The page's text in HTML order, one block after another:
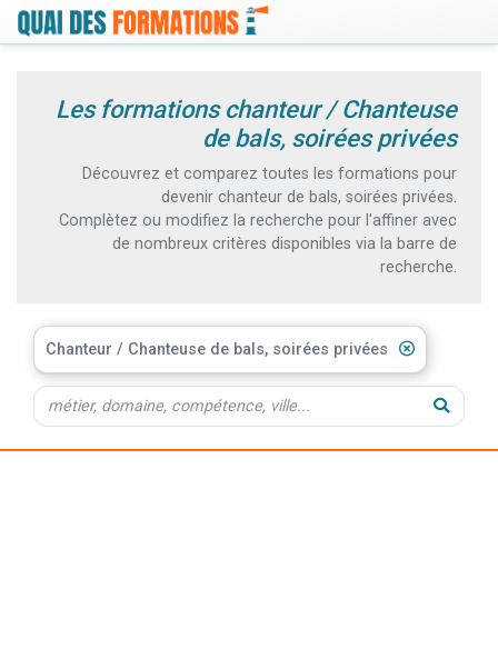
Les formations chanteur / Chanteuse
de bals, soirées privées
Découvrez et comparez toutes les formations pour
devenir chanteur de bals, soirées privées.
Complètez ou modifiez la recherche pour l'affiner avec
de nombreux critères disponibles via la barre de
recherche.
Chanteur / Chanteuse de bals, soirées privées